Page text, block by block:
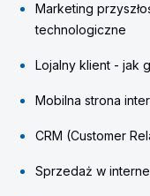
Marketing
technologiczne
Lojalny klient - jak
Mobilna strona
CRM (Customer
Sprzedaż w